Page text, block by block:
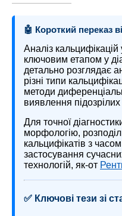
🤖 Короткий переказ
Аналіз
ключовим етапом у
детально розглядає
різні типи
методи
виявлення
Для точної
морфологію, розподіл
кальцифікатів з
застосування
технологій, як-от
✅ Ключові тези зі